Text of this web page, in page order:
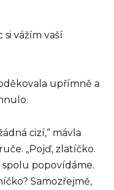
si vážím vaší
upřímně a
cizí,“ mávla
„Pojď, zlatíčko.
spolu popovídáme.
Samozřejmě,